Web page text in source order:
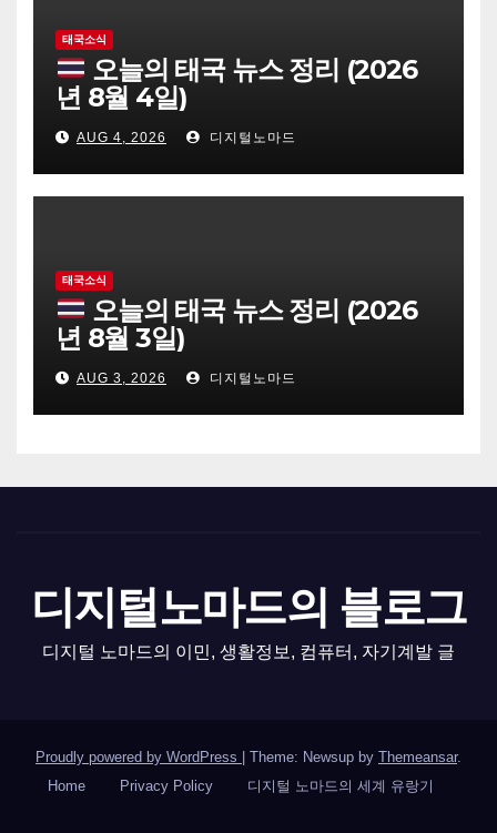
태국소식
오늘의 태국 뉴스 정리 (2026
년 8월 4일)
AUG 4, 2026 디지털노마드
태국소식
오늘의 태국 뉴스 정리 (2026
년 8월 3일)
AUG 3, 2026 디지털노마드
디지털노마드의 블로그
디지털 노마드의 이민, 생활정보, 컴퓨터, 자기계발 글
Proudly powered by WordPress Theme: Newsup by Themeansar.
Home
Privacy Policy 디지털 노마드의 세계 유랑기